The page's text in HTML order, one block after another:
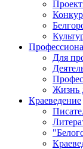
Для
Жизнь
Краеведение